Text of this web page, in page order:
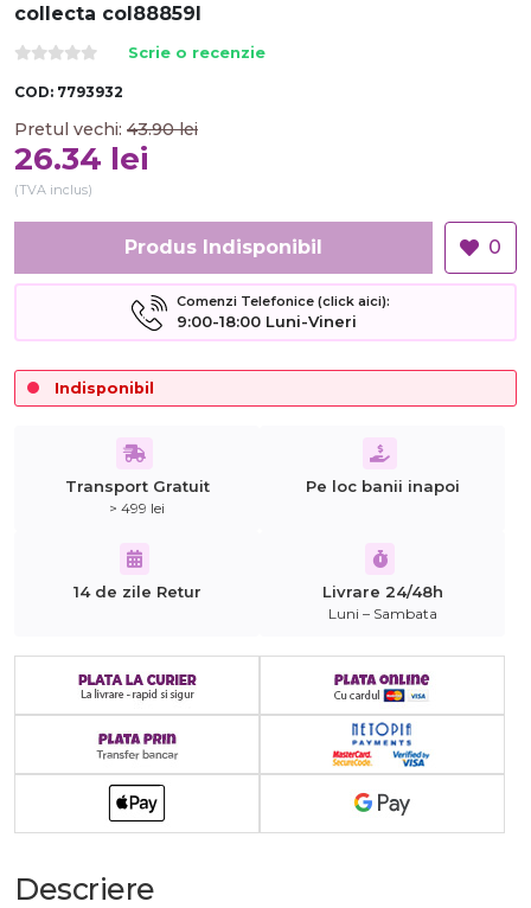
collecta col88859l
Scrie o recenzie
COD: 7793932
Pretul vechi: 43.90 lei
26.34 lei
(TVA inclus)
Produs Indisponibil 0
Comenzi Telefonice (click aici):
9:00-18:00 Luni-Vineri
Indisponibil
Transport Gratuit
> 499 lei
Pe loc banii inapoi
14 de zile Retur Livrare 24/48h
Luni – Sambata
Descriere